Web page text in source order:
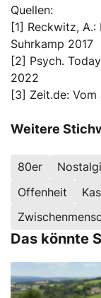
Quellen:
[1] Reckwitz,
Suhrkamp 2017
[2] Psych.
2022
[3] Zeit.de: Vom
Weitere
80er
Offenheit
Das könnte